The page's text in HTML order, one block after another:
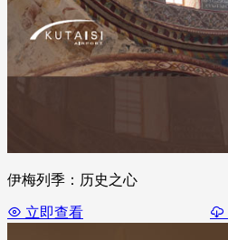
伊梅列季：历史之心
立即查看